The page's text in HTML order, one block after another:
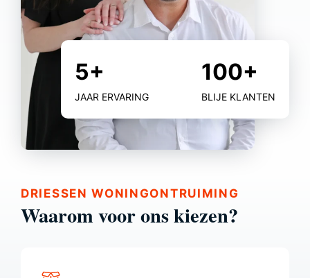
5+
5+
JAAR ERVARING
100+
100+
BLIJE KLANTEN
DRIESSEN WONINGONTRUIMING
Waarom voor ons kiezen?